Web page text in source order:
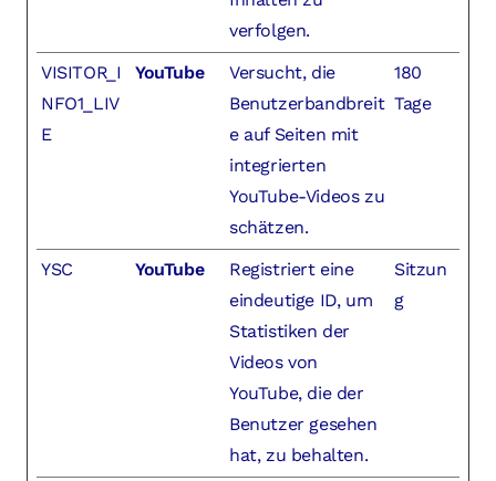
verfolgen.
VISITOR_I
NFO1_LIV
E
YouTube
Versucht, die
Benutzerbandbreit
e auf Seiten mit
integrierten
YouTube-Videos zu
schätzen.
180
Tage
YSC YouTube
Registriert eine
eindeutige ID, um
Statistiken der
Videos von
YouTube, die der
Benutzer gesehen
hat, zu behalten.
Sitzun
g